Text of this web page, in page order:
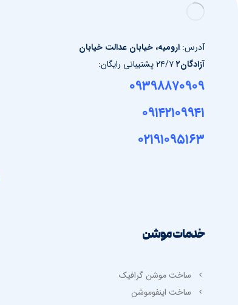
آدرس: ارومیه، خیابان عدالت خیابان
آزادگان۲ ٢٤/٧ پشتیبانی رایگان:
۰۹۳۹۸۸۷۰۹۰۹
۰۹۱۴۲۱۰۹۹۴۱
۰۲۱۹۱۰۹۵۱۶۳
خدمات موشن
ساخت موشن گرافیک
ساخت اینفوموشن